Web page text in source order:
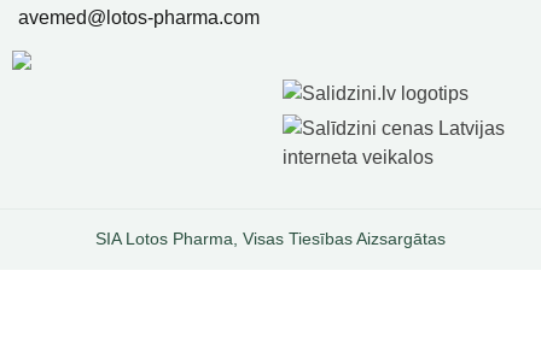
avemed@lotos-pharma.com
SIA Lotos Pharma, Visas Tiesības Aizsargātas